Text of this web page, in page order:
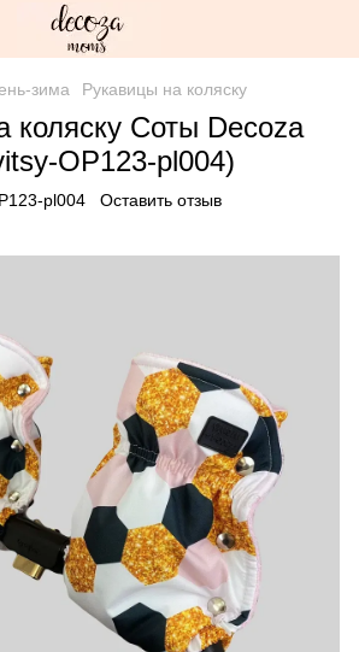
зима Рукавицы на коляску
коляску Соты Decoza
OP123-pl004)
pl004 Оставить отзыв